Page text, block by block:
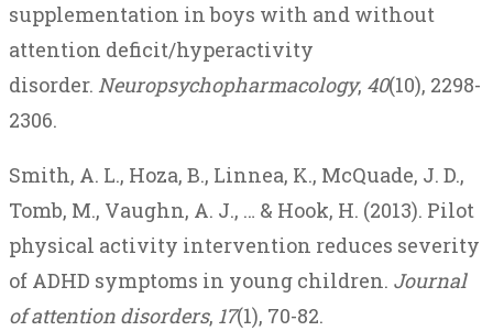
supplementation in boys with and without
attention deficit/hyperactivity
disorder. Neuropsychopharmacology, 40(10), 2298-
2306.
Smith, A. L., Hoza, B., Linnea, K., McQuade, J. D.,
Tomb, M., Vaughn, A. J., … & Hook, H. (2013). Pilot
physical activity intervention reduces severity
of ADHD symptoms in young children. Journal
of attention disorders, 17(1), 70-82.